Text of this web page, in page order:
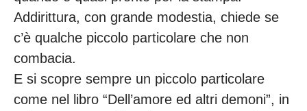
Addirittura, con grande modestia, chiede se
c’è qualche piccolo particolare che non
combacia.
E si scopre sempre un piccolo particolare
come nel libro “Dell’amore ed altri demoni”, in